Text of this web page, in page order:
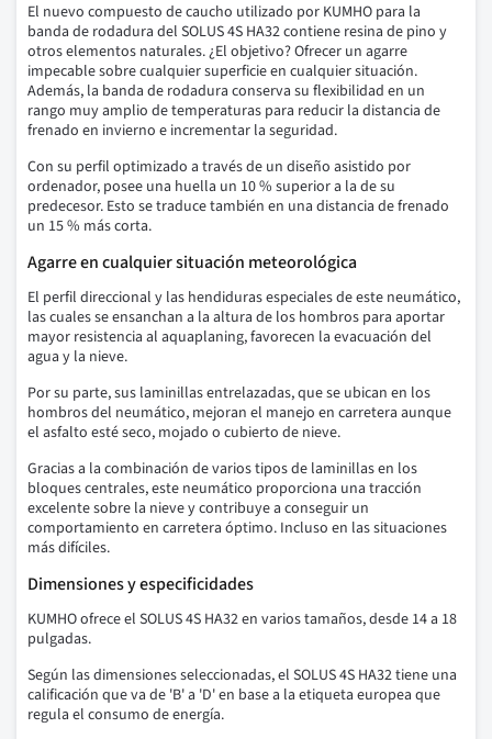
El nuevo compuesto de caucho utilizado por KUMHO para la
banda de rodadura del SOLUS 4S HA32 contiene resina de pino y
otros elementos naturales. ¿El objetivo? Ofrecer un agarre
impecable sobre cualquier superficie en cualquier situación.
Además, la banda de rodadura conserva su flexibilidad en un
rango muy amplio de temperaturas para reducir la distancia de
frenado en invierno e incrementar la seguridad.
Con su perfil optimizado a través de un diseño asistido por
ordenador, posee una huella un 10 % superior a la de su
predecesor. Esto se traduce también en una distancia de frenado
un 15 % más corta.
Agarre en cualquier situación meteorológica
El perfil direccional y las hendiduras especiales de este neumático,
las cuales se ensanchan a la altura de los hombros para aportar
mayor resistencia al aquaplaning, favorecen la evacuación del
agua y la nieve.
Por su parte, sus laminillas entrelazadas, que se ubican en los
hombros del neumático, mejoran el manejo en carretera aunque
el asfalto esté seco, mojado o cubierto de nieve.
Gracias a la combinación de varios tipos de laminillas en los
bloques centrales, este neumático proporciona una tracción
excelente sobre la nieve y contribuye a conseguir un
comportamiento en carretera óptimo. Incluso en las situaciones
más difíciles.
Dimensiones y especificidades
KUMHO ofrece el SOLUS 4S HA32 en varios tamaños, desde 14 a 18
pulgadas.
Según las dimensiones seleccionadas, el SOLUS 4S HA32 tiene una
calificación que va de 'B' a 'D' en base a la etiqueta europea que
regula el consumo de energía.